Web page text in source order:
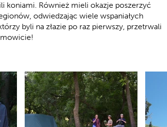
koniami. Również mieli okazje poszerzyć
odwiedzając wiele wspaniałych
byli na złazie po raz pierwszy, przetrwali